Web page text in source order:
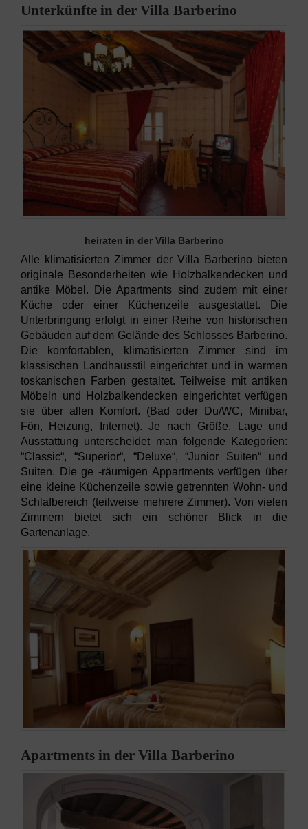
Unterkünfte in der Villa Barberino
heiraten in der Villa Barberino
Alle klimatisierten Zimmer der Villa Barberino bieten
originale Besonderheiten wie Holzbalkendecken und
antike Möbel. Die Apartments sind zudem mit einer
Küche oder einer Küchenzeile ausgestattet. Die
Unterbringung erfolgt in einer Reihe von historischen
Gebäuden auf dem Gelände des Schlosses Barberino.
Die komfortablen, klimatisierten Zimmer sind im
klassischen Landhausstil eingerichtet und in warmen
toskanischen Farben gestaltet. Teilweise mit antiken
Möbeln und Holzbalkendecken eingerichtet verfügen
sie über allen Komfort. (Bad oder Du/WC, Minibar,
Fön, Heizung, Internet). Je nach Größe, Lage und
Ausstattung unterscheidet man folgende Kategorien:
“Classic“, “Superior“, “Deluxe“, “Junior Suiten“ und
Suiten. Die ge -räumigen Appartments verfügen über
eine kleine Küchenzeile sowie getrennten Wohn- und
Schlafbereich (teilweise mehrere Zimmer). Von vielen
Zimmern bietet sich ein schöner Blick in die
Gartenanlage.
Apartments in der Villa Barberino